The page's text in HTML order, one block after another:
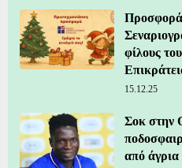
φίλους
15.12.25
Σοκ στην
από